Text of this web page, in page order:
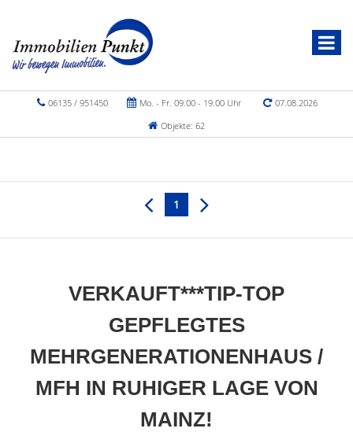
06135 / 951450 Mo. - Fr. 09.00 - 19.00 Uhr
07.08.2026
Objekte: 62
1
VERKAUFT***TIP-TOP
GEPFLEGTES
MEHRGENERATIONENHAUS /
MFH IN RUHIGER LAGE VON
MAINZ!